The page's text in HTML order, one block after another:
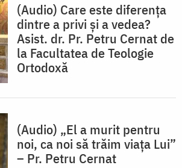
(Audio) Care este diferența
dintre a privi și a vedea?
Asist. dr. Pr. Petru Cernat de
la Facultatea de Teologie
Ortodoxă
(Audio) „El a murit pentru
noi, ca noi să trăim viața Lui”
– Pr. Petru Cernat